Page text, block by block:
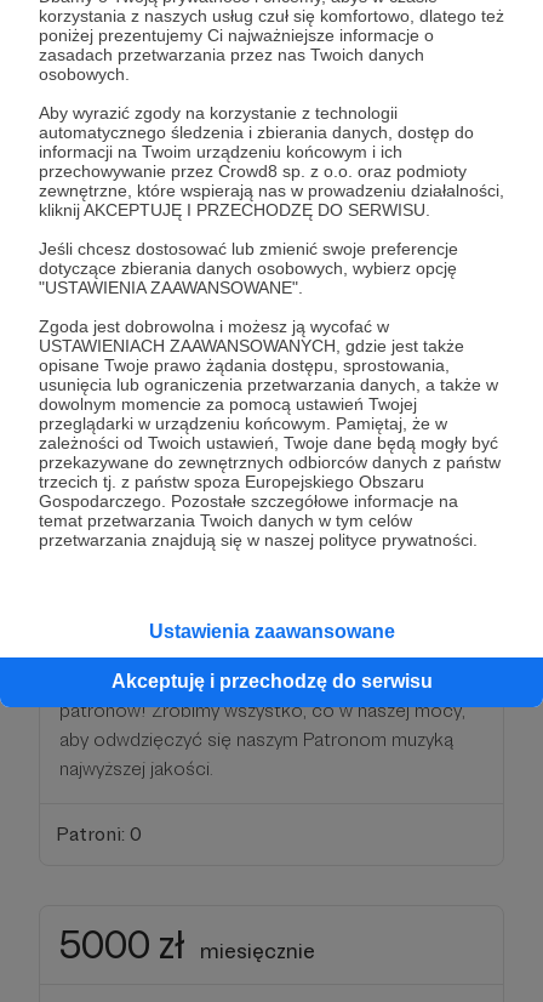
korzystania z naszych usług czuł się komfortowo, dlatego też
poniżej prezentujemy Ci najważniejsze informacje o
zasadach przetwarzania przez nas Twoich danych
osobowych.
Aby wyrazić zgody na korzystanie z technologii
automatycznego śledzenia i zbierania danych, dostęp do
informacji na Twoim urządzeniu końcowym i ich
przechowywanie przez Crowd8 sp. z o.o. oraz podmioty
zewnętrzne, które wspierają nas w prowadzeniu działalności,
kliknij AKCEPTUJĘ I PRZECHODZĘ DO SERWISU.
Jeśli chcesz dostosować lub zmienić swoje preferencje
dotyczące zbierania danych osobowych, wybierz opcję
"USTAWIENIA ZAAWANSOWANE".
Zgoda jest dobrowolna i możesz ją wycofać w
USTAWIENIACH ZAAWANSOWANYCH, gdzie jest także
opisane Twoje prawo żądania dostępu, sprostowania,
usunięcia lub ograniczenia przetwarzania danych, a także w
dowolnym momencie za pomocą ustawień Twojej
przeglądarki w urządzeniu końcowym. Pamiętaj, że w
zależności od Twoich ustawień, Twoje dane będą mogły być
przekazywane do zewnętrznych odbiorców danych z państw
trzecich tj. z państw spoza Europejskiego Obszaru
Gospodarczego. Pozostałe szczegółowe informacje na
temat przetwarzania Twoich danych w tym celów
przetwarzania znajdują się w naszej polityce prywatności.
Ustawienia zaawansowane
Akceptuję i przechodzę do serwisu
Patroni: 0
1000 zł miesięcznie
- Meloman-
Dziękujemy za dołączenie do grona naszych
patronów!
Zrobimy wszystko, co w naszej mocy, aby
odwdzięczyć się naszym Patronom muzyką
najwyższej jakości.
Patroni: 0
3000 zł miesięcznie
Dziękujemy za dołączenie do grona naszych
patronów! Zrobimy wszystko, co w naszej mocy,
aby odwdzięczyć się naszym Patronom muzyką
najwyższej jakości.
Patroni: 0
5000 zł miesięcznie